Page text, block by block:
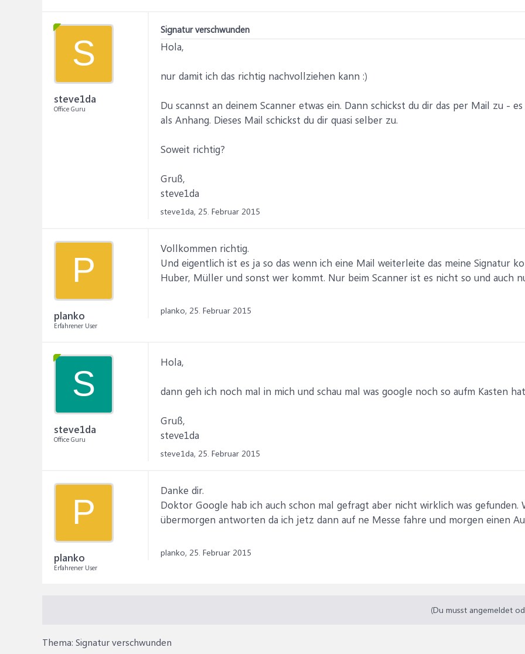
S
steve1da
Office Guru
Signatur verschwunden
Hola,
nur damit ich das richtig nachvollziehen kann :)
Du scannst an deinem Scanner etwas ein. Dann schickst du dir das per Mail zu -
als Anhang. Dieses Mail schickst du dir quasi selber zu.
Soweit richtig?
Gruß,
steve1da
steve1da, 25. Februar 2015
P
planko
Erfahrener User
Vollkommen richtig.
Und eigentlich ist es ja so das wenn ich eine Mail weiterleite das meine Signatur
Huber, Müller und sonst wer kommt. Nur beim Scanner ist es nicht so und auch
planko, 25. Februar 2015
S
steve1da
Office Guru
Hola,
dann geh ich noch mal in mich und schau mal was google noch so aufm Kasten
Gruß,
steve1da
steve1da, 25. Februar 2015
P
planko
Erfahrener User
Danke dir.
Doktor Google hab ich auch schon mal gefragt aber nicht wirklich was
übermorgen antworten da ich jetz dann auf ne Messe fahre und morgen einen
planko, 25. Februar 2015
(Du musst angemeldet
Thema: Signatur verschwunden